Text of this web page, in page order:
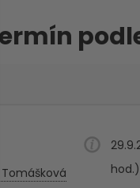
Tomášková
hod.)